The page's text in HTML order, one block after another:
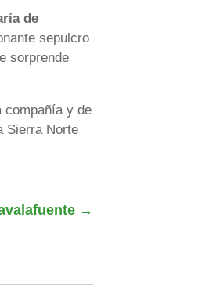
de
sepulcro
sorprende
compañía y de
Sierra Norte
→